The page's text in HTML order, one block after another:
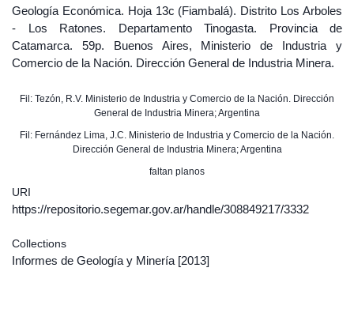
Geología Económica. Hoja 13c (Fiambalá). Distrito Los Arboles
- Los Ratones. Departamento Tinogasta. Provincia de
Catamarca. 59p. Buenos Aires, Ministerio de Industria y
Comercio de la Nación. Dirección General de Industria Minera.
Fil: Tezón, R.V. Ministerio de Industria y Comercio de la Nación. Dirección
General de Industria Minera; Argentina
Fil: Fernández Lima, J.C. Ministerio de Industria y Comercio de la Nación.
Dirección General de Industria Minera; Argentina
faltan planos
URI
https://repositorio.segemar.gov.ar/handle/308849217/3332
Collections
Informes de Geología y Minería [2013]